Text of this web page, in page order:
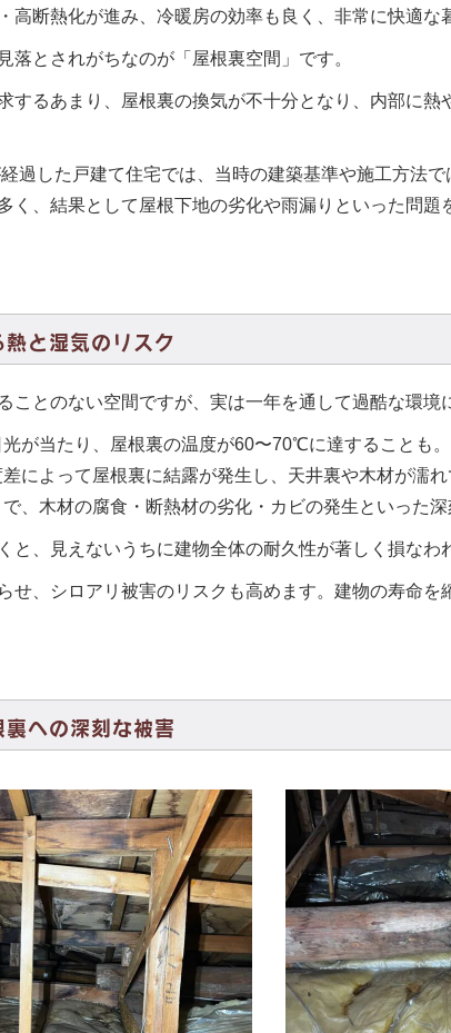
高断熱化が進み、冷暖房の効率も良く、非常に快適な
落とされがちなのが「屋根裏空間」です。
するあまり、屋根裏の換気が不十分となり、内部に熱
過した戸建て住宅では、当時の建築基準や施工方法
く、結果として屋根下地の劣化や雨漏りといった問題
と湿気のリスク
ことのない空間ですが、実は一年を通して過酷な環境
が当たり、屋根裏の温度が60〜70℃に達することも。
によって屋根裏に結露が発生し、天井裏や木材が濡れ
、木材の腐食・断熱材の劣化・カビの発生といった深
と、見えないうちに建物全体の耐久性が著しく損なわ
せ、シロアリ被害のリスクも高めます。建物の寿命を
への深刻な被害